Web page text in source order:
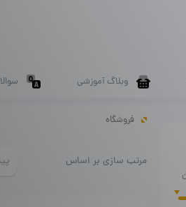
وبلاگ آموزشی
فروشگاه
مرتب سازی بر اساس